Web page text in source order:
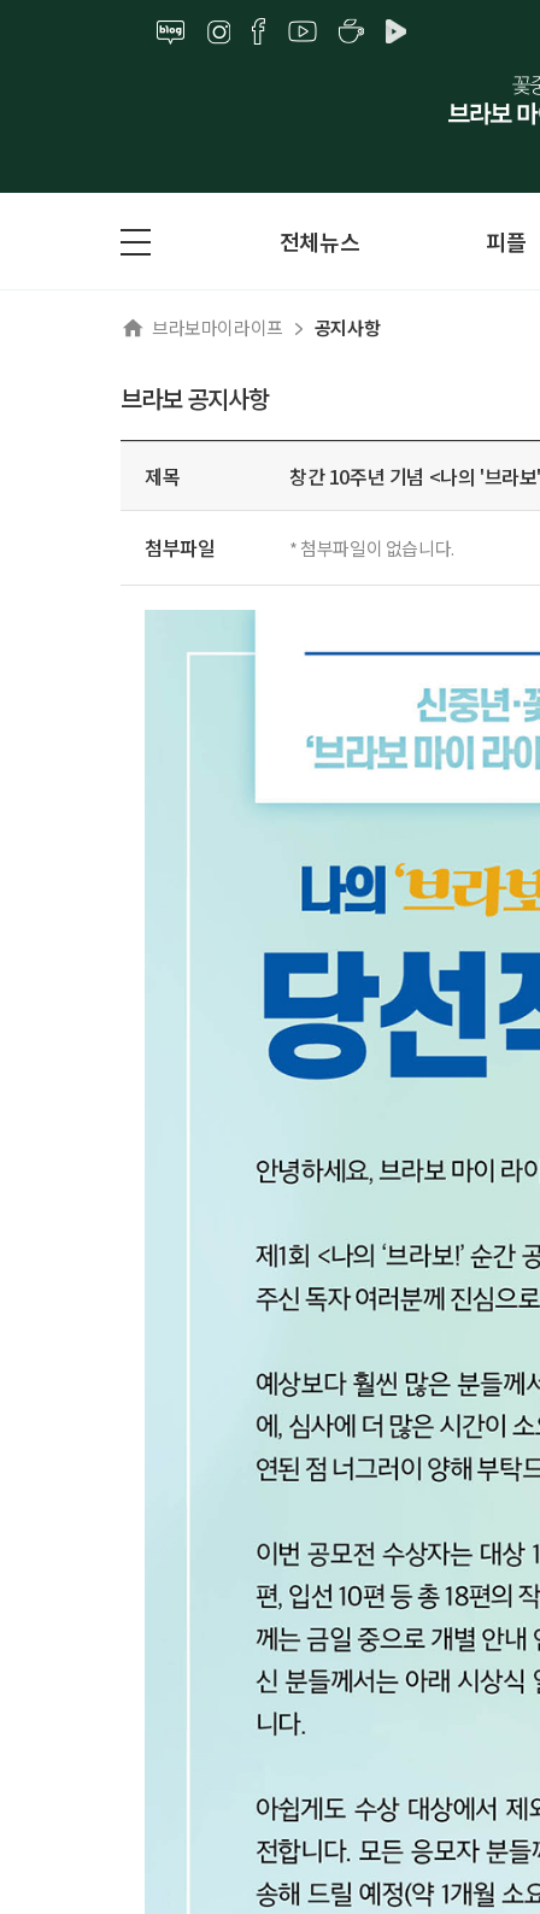
전체뉴스 피플
브라보마이라이프 공지사항
브라보 공지사항
제목 창간 10주년 기념 <나의 '브라
첨부파일 * 첨부파일이 없습니다.